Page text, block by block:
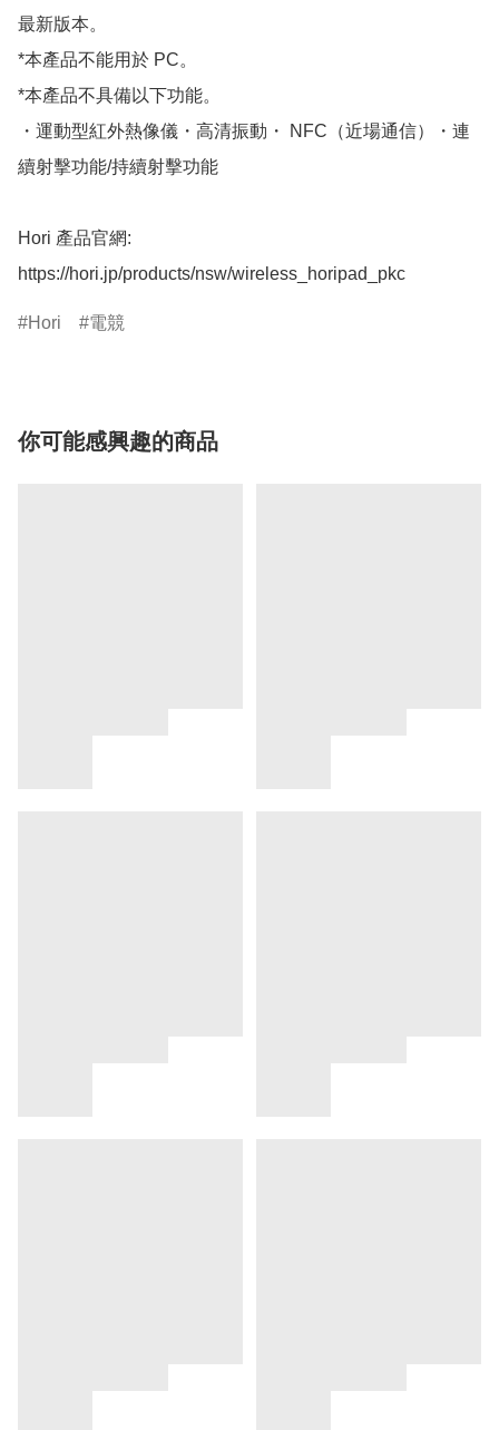
最新版本。
*本產品不能用於 PC。
*本產品不具備以下功能。
・運動型紅外熱像儀・高清振動・ NFC（近場通信）・連
續射擊功能/持續射擊功能
Hori 產品官網:
https://hori.jp/products/nsw/wireless_horipad_pkc
Hori 電競
你可能感興趣的商品